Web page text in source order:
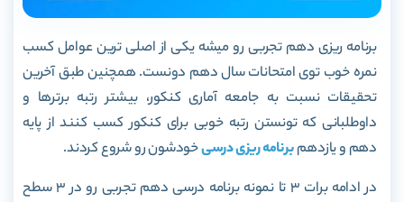
برنامه ریزی دهم تجربی رو میشه یکی از اصلی ترین عوامل کسب
نمره خوب توی امتحانات سال دهم دونست. همچنین طبق آخرین
تحقیقات نسبت به جامعه آماری کنکور، بیشتر رتبه برترها و
داوطلبانی که تونستن رتبه خوبی برای کنکور کسب کنند از پایه
دهم و یازدهمبرنامه ریزی درسیخودشون رو شروع کردند.
در ادامه برات 3 تا نمونه برنامه درسی دهم تجربی رو در 3 سطح